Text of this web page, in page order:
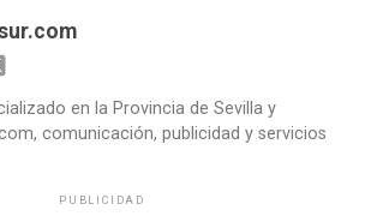
en la Provincia de Sevilla y
comunicación, publicidad y servicios
PUBLICIDAD